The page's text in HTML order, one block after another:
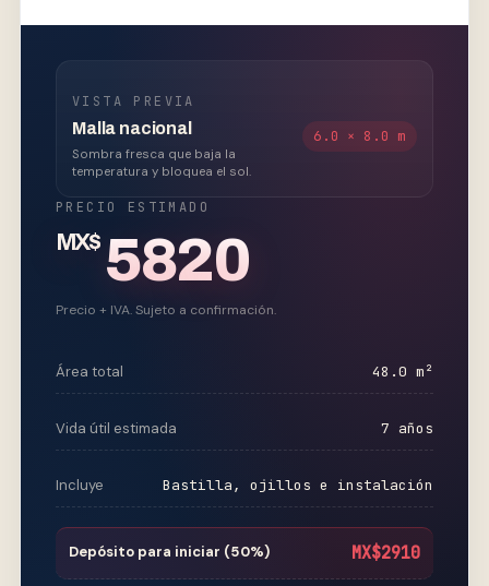
VISTA PREVIA
Malla nacional
Sombra fresca que baja la
temperatura y bloquea el sol.
6.0 × 8.0 m
PRECIO ESTIMADO
MX$ 5820
Precio + IVA. Sujeto a confirmación.
Área total 48.0 m²
Vida útil estimada 7 años
Incluye Bastilla, ojillos e instalación
Depósito para iniciar (50%) MX$2910